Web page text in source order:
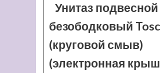
Унитаз подвесной
безободковый
(круговой смыв)
(электронная